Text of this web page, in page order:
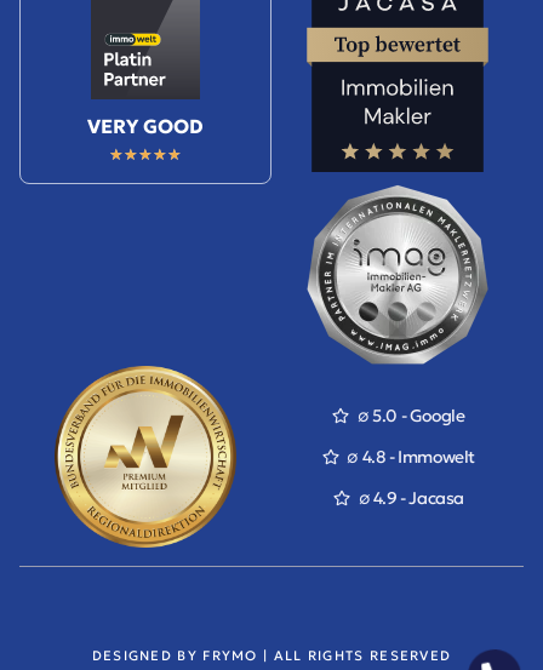
VERY GOOD
★★★★★
∅ 5.0 - Google
∅ 4.8 - Immowelt
∅ 4.9 - Jacasa
DESIGNED BY FRYMO | ALL RIGHTS RESERVED